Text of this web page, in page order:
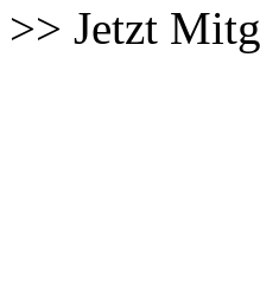
>> Jetzt